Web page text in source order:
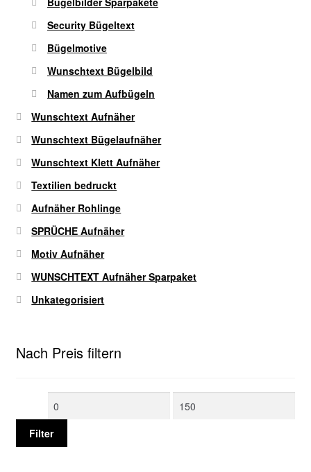
Security Bügeltext
Bügelmotive
Wunschtext Bügelbild
Namen zum Aufbügeln
Wunschtext Aufnäher
Wunschtext Bügelaufnäher
Wunschtext Klett Aufnäher
Textilien bedruckt
Aufnäher Rohlinge
SPRÜCHE Aufnäher
Motiv Aufnäher
WUNSCHTEXT Aufnäher Sparpaket
Unkategorisiert
Nach Preis filtern
Min.
Max.
Filter